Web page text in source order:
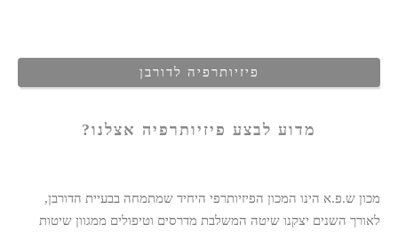
פיזיותרפיה לדורבן
מדוע לבצע פיזיותרפיה אצלנו?
מכון ש.פ.א הינו המכון הפיזיותרפי היחיד שמתמחה בבעיית הדורבן,
לאורך השנים יצקנו שיטה המשלבת מדרסים וטיפולים ממגוון שיטות